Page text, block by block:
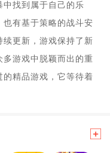
找到属于自己的乐
也有基于策略的战斗安
更新，游戏保持了新
游戏中脱颖而出的重
精品游戏，它等待着